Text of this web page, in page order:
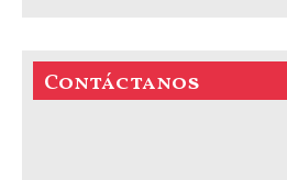
Contáctanos